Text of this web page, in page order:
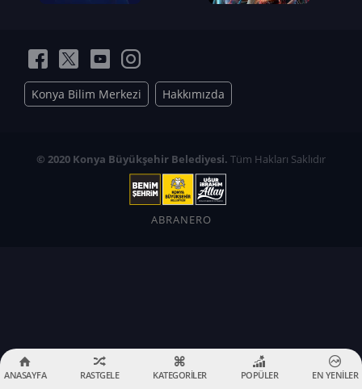
Konya Bilim Merkezi Hakkımızda
© 2020 Konya Büyükşehir Belediyesi. Tüm Hakları Saklıdır
ABRANERO
ANASAYFA RASTGELE KATEGORİLER POPÜLER EN YENİLER